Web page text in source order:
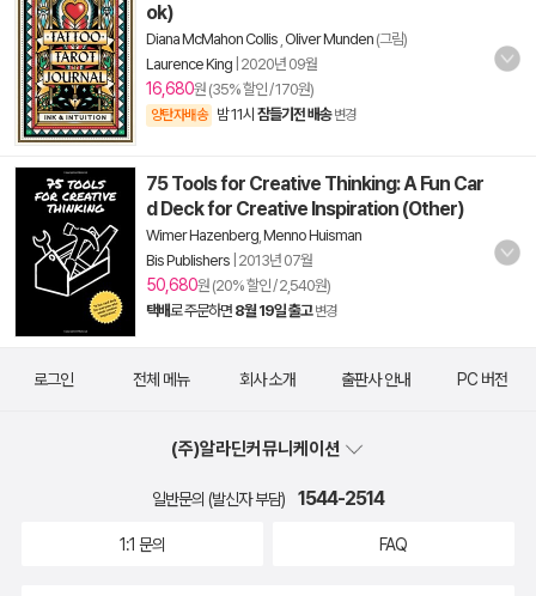
ok)
Diana McMahon Collis Oliver Munden (그림)
Laurence King 2020년 09월
16,680원 (35% 할인 / 170원)
양탄자배송 밤 11시 잠들기전 배송 변경
75 Tools for Creative Thinking: A Fun Car
d Deck for Creative Inspiration (Other)
Wimer Hazenberg Menno Huisman
Bis Publishers 2013년 07월
50,680원 (20% 할인 / 2,540원)
택배로 주문하면 8월 19일 출고 변경
로그인 전체 메뉴 회사 소개 출판사 안내 PC 버전
(주)알라딘커뮤니케이션
일반문의 (발신자 부담) 1544-2514
1:1 문의 FAQ